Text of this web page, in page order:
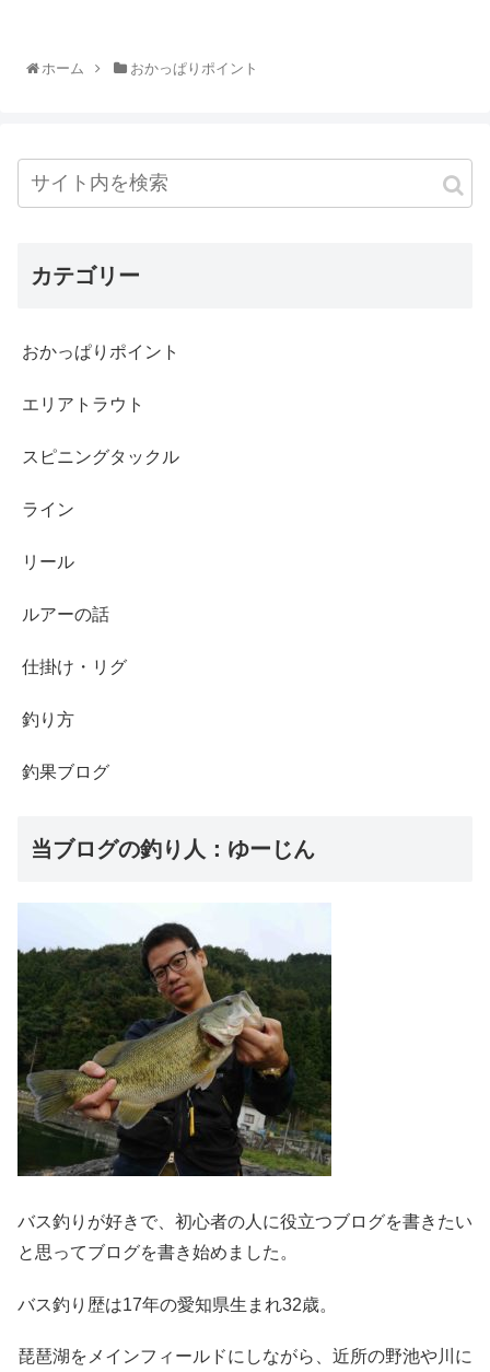
ホーム おかっぱりポイント
カテゴリー
おかっぱりポイント
エリアトラウト
スピニングタックル
ライン
リール
ルアーの話
仕掛け・リグ
釣り方
釣果ブログ
当ブログの釣り人：ゆーじん
バス釣りが好きで、初心者の人に役立つブログを書きたい
と思ってブログを書き始めました。
バス釣り歴は17年の愛知県生まれ32歳。
琵琶湖をメインフィールドにしながら、近所の野池や川に